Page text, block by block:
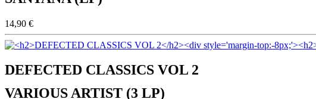
14,90 €
DEFECTED CLASSICS VOL 2
VARIOUS ARTIST (3 LP)